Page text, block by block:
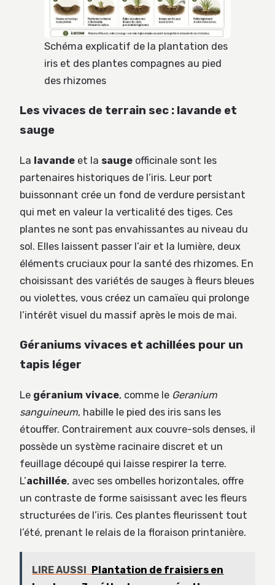
Schéma explicatif de la plantation des
iris et des plantes compagnes au pied
des rhizomes
Les vivaces de terrain sec : lavande et
sauge
La lavande et la sauge officinale sont les
partenaires historiques de l’iris. Leur port
buissonnant crée un fond de verdure persistant
qui met en valeur la verticalité des tiges. Ces
plantes ne sont pas envahissantes au niveau du
sol. Elles laissent passer l’air et la lumière, deux
éléments cruciaux pour la santé des rhizomes. En
choisissant des variétés de sauges à fleurs bleues
ou violettes, vous créez un camaïeu qui prolonge
l’intérêt visuel du massif après le mois de mai.
Géraniums vivaces et achillées pour un
tapis léger
Le géranium vivace, comme le Geranium
sanguineum, habille le pied des iris sans les
étouffer. Contrairement aux couvre-sols denses, il
possède un système racinaire discret et un
feuillage découpé qui laisse respirer la terre.
L’achillée, avec ses ombelles horizontales, offre
un contraste de forme saisissant avec les fleurs
structurées de l’iris. Ces plantes fleurissent tout
l’été, prenant le relais de la floraison printanière.
LIRE AUSSI
Plantation de fraisiers en